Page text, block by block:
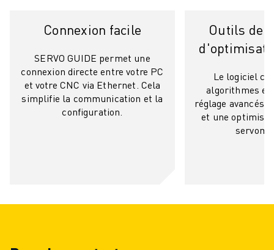
ENTREPOSAGE, LOGISTIQUE, POSTE ET COLIS
APPLICATIONS
TOUTES LES APPLICATIONS
USINAGE 5 AXES
Connexion facile
SERVO GUIDE permet une
connexion directe entre votre PC
et votre CNC via Ethernet. Cela
simplifie la communication et la
configuration.
Outils de
Le logiciel
algorithmes et
réglage avancés
et une